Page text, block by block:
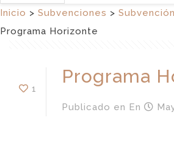
Inicio > Subvenciones >
Programa Horizonte
1
Programa
Publicado en En